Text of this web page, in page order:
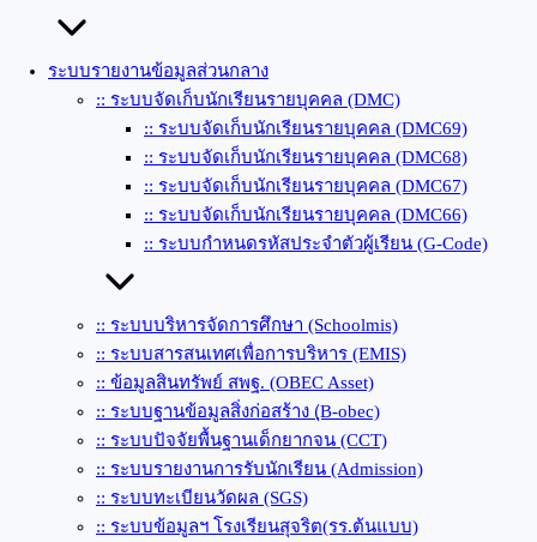
ระบบรายงานข้อมูลส่วนกลาง
:: ระบบจัดเก็บนักเรียนรายบุคคล (DMC)
:: ระบบจัดเก็บนักเรียนรายบุคคล (DMC69)
:: ระบบจัดเก็บนักเรียนรายบุคคล (DMC68)
:: ระบบจัดเก็บนักเรียนรายบุคคล (DMC67)
:: ระบบจัดเก็บนักเรียนรายบุคคล (DMC66)
:: ระบบกำหนดรหัสประจำตัวผู้เรียน (G-Code)
:: ระบบบริหารจัดการศึกษา (Schoolmis)
:: ระบบสารสนเทศเพื่อการบริหาร (EMIS)
:: ข้อมูลสินทรัพย์ สพฐ. (OBEC Asset)
:: ระบบฐานข้อมูลสิ่งก่อสร้าง (ฺB-obec)
:: ระบบปัจจัยพื้นฐานเด็กยากจน (CCT)
:: ระบบรายงานการรับนักเรียน (Admission)
:: ระบบทะเบียนวัดผล (SGS)
:: ระบบข้อมูลฯ โรงเรียนสุจริต(รร.ต้นแบบ)